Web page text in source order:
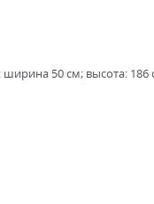
50 см; высота: